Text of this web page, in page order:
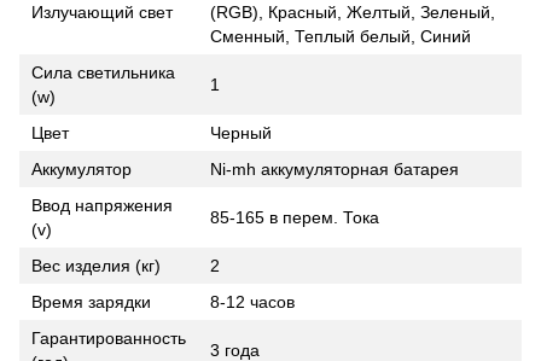
Излучающий свет
(RGB), Красный, Желтый, Зеленый,
Сменный, Теплый белый, Синий
Сила светильника
(w)
1
Цвет
Черный
Аккумулятор
Ni-mh аккумуляторная батарея
Ввод напряжения
(v)
85-165 в перем. Тока
Вес изделия (кг)
2
Время зарядки
8-12 часов
Гарантированность
3 года